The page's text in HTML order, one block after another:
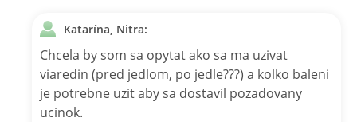
Katarína, Nitra:
Chcela by som sa opytat ako sa ma uzivat
viaredin (pred jedlom, po jedle???) a kolko baleni
je potrebne uzit aby sa dostavil pozadovany
ucinok.